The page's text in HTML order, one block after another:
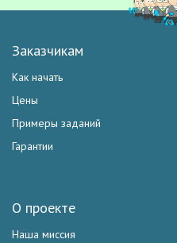
Заказчикам
Как начать
Цены
Примеры заданий
Гарантии
О проекте
Наша миссия